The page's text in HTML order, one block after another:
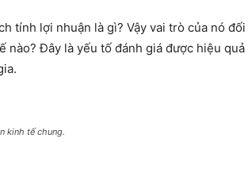
tính lợi nhuận là gì? Vậy vai trò của nó đối
Đây là yếu tố đánh giá được hiệu quả
kinh tế chung.